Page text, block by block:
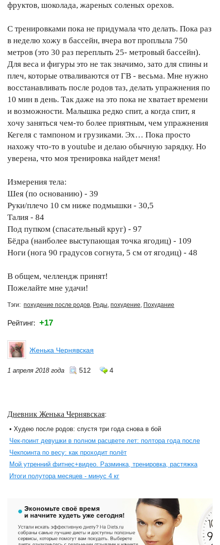
фруктов, шоколада, жареных соленых орехов.
С тренировками пока не придумала что делать. Пока раз
в неделю хожу в бассейн, вчера вот проплыла 750
метров (это 30 раз переплыть 25- метровый бассейн).
Для веса и фигуры это не так значимо, зато для спины и
плеч, которые отваливаются от ГВ - весьма. Мне нужно
восстанавливать после родов таз, делать упражнения по
10 мин в день. Так даже на это пока не хватает времени
и возможности. Малышка редко спит, а когда спит, я
хочу заняться чем-то более приятным, чем упражнения
Кегеля с тампоном и грузиками. Эх… Пока просто
нахожу что-то в youtube и делаю обычную зарядку. Но
уверена, что моя тренировка найдет меня!
Измерения тела:
Шея (по основанию) - 39
Руки/плечо 10 см ниже подмышки - 30,5
Талия - 84
Под пупком (спасательный круг) - 97
Бёдра (наиболее выступающая точка ягодиц) - 109
Ноги (нога 90 градусов согнута, 5 см от ягодиц) - 48
В общем, челлендж принят!
Пожелайте мне удачи!
Тэги: похудение после родов, Роды, похудение, Похудание
Рейтинг: +17
Женька Чернявская
1 апреля 2018 года 512 4
Дневник Женька Чернявская:
• Худею после родов: спустя три года снова в бой
Чек-поинт девушки в полном расцвете лет: полтора года после
Чекпоинта по весу: как проходит полёт
Мой утренний фитнес+видео. Разминка, тренировка, растяжка
Итоги полутора месяцев - минус 4 кг